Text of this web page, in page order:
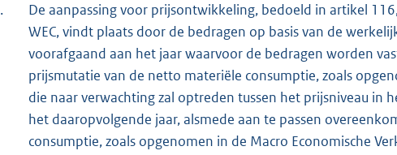
De aanpassing voor prijsontwikkeling, bedoeld in artikel
WEC, vindt plaats door de bedragen op basis van de
voorafgaand aan het jaar waarvoor de bedragen worden
prijsmutatie van de netto materiële consumptie, zoals
die naar verwachting zal optreden tussen het prijsniveau in
het daaropvolgende jaar, alsmede aan te passen
consumptie, zoals opgenomen in de Macro Economische